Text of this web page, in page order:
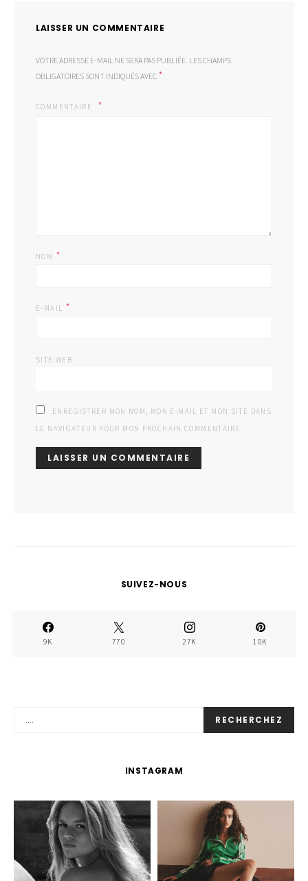
LAISSER UN COMMENTAIRE
VOTRE ADRESSE E-MAIL NE SERA PAS PUBLIÉE. LES CHAMPS
OBLIGATOIRES SONT INDIQUÉS AVEC *
COMMENTAIRE
NOM *
E-MAIL *
SITE WEB
ENREGISTRER MON NOM, MON E-MAIL ET MON SITE DANS
LE NAVIGATEUR POUR MON PROCHAIN COMMENTAIRE.
SUIVEZ-NOUS
9K 770 27K 10K
RECHERCHEZ
INSTAGRAM